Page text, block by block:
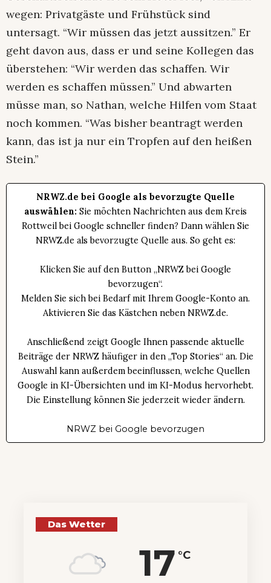
wegen: Privatgäste und Frühstück sind
untersagt. “Wir müssen das jetzt aussitzen.” Er
geht davon aus, dass er und seine Kollegen das
überstehen: “Wir werden das schaffen. Wir
werden es schaffen müssen.” Und abwarten
müsse man, so Nathan, welche Hilfen vom Staat
noch kommen. “Was bisher beantragt werden
kann, das ist ja nur ein Tropfen auf den heißen
Stein.”
NRWZ.de bei Google als bevorzugte Quelle
auswählen: Sie möchten Nachrichten aus dem Kreis
Rottweil bei Google schneller finden? Dann wählen Sie
NRWZ.de als bevorzugte Quelle aus. So geht es:
Klicken Sie auf den Button „NRWZ bei Google
bevorzugen“.
Melden Sie sich bei Bedarf mit Ihrem Google-Konto an.
Aktivieren Sie das Kästchen neben NRWZ.de.
Anschließend zeigt Google Ihnen passende aktuelle
Beiträge der NRWZ häufiger in den „Top Stories“ an. Die
Auswahl kann außerdem beeinflussen, welche Quellen
Google in KI-Übersichten und im KI-Modus hervorhebt.
Die Einstellung können Sie jederzeit wieder ändern.
NRWZ bei Google bevorzugen
Das Wetter
17 °C